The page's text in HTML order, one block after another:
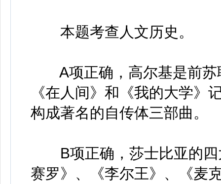
本题考查人文历史。
A项正确，高尔基是前苏
《在人间》和《我的大学》
构成著名的自传体三部曲。
B项正确，莎士比亚的四
赛罗》、《李尔王》、《麦